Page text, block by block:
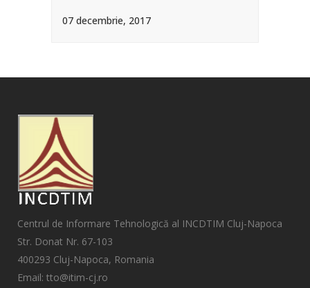
07 decembrie, 2017
Centrul de Informare Tehnologică al INCDTIM Cluj-Napoca
Str. Donat Nr. 67-103
400293 Cluj-Napoca, Romania
Email: tto@itim-cj.ro